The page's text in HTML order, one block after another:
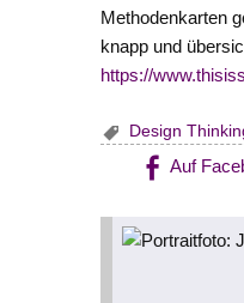
Methodenkarten
knapp und
https://
Design
Auf